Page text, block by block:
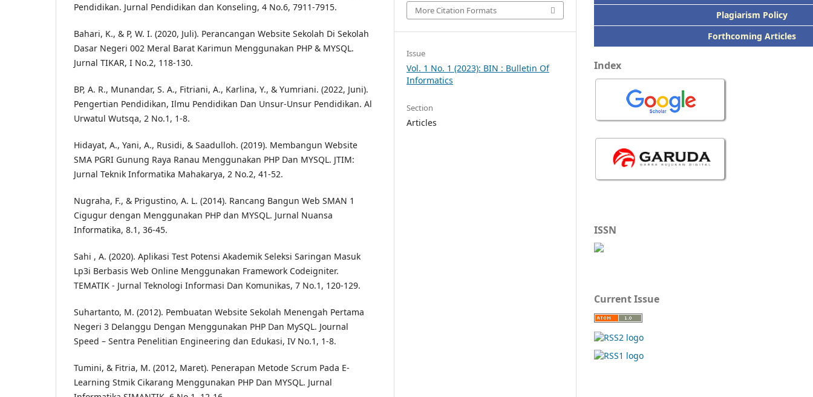
Pendidikan. Jurnal Pendidikan dan Konseling, 4 No.6, 7911-7915.
Bahari, K., & P, W. I. (2020, Juli). Perancangan Website Sekolah Di Sekolah
Dasar Negeri 002 Meral Barat Karimun Menggunakan PHP & MYSQL.
Jurnal TIKAR, I No.2, 118-130.
BP, A. R., Munandar, S. A., Fitriani, A., Karlina, Y., & Yumriani. (2022, Juni).
Pengertian Pendidikan, Ilmu Pendidikan Dan Unsur-Unsur Pendidikan. Al
Urwatul Wutsqa, 2 No.1, 1-8.
Hidayat, A., Yani, A., Rusidi, & Saadulloh. (2019). Membangun Website
SMA PGRI Gunung Raya Ranau Menggunakan PHP Dan MYSQL. JTIM:
Jurnal Teknik Informatika Mahakarya, 2 No.2, 41-52.
Nugraha, F., & Prigustino, A. L. (2014). Rancang Bangun Web SMAN 1
Cigugur dengan Menggunakan PHP dan MYSQL. Jurnal Nuansa
Informatika, 8.1, 36-45.
Sahi , A. (2020). Aplikasi Test Potensi Akademik Seleksi Saringan Masuk
Lp3i Berbasis Web Online Menggunakan Framework Codeigniter.
TEMATIK - Jurnal Teknologi Informasi Dan Komunikas, 7 No.1, 120-129.
Suhartanto, M. (2012). Pembuatan Website Sekolah Menengah Pertama
Negeri 3 Delanggu Dengan Menggunakan PHP Dan MySQL. Journal
Speed – Sentra Penelitian Engineering dan Edukasi, IV No.1, 1-8.
Tumini, & Fitria, M. (2012, Maret). Penerapan Metode Scrum Pada E-
Learning Stmik Cikarang Menggunakan PHP Dan MYSQL. Jurnal
More Citation Formats
Issue
Vol. 1 No. 1 (2023): BIN : Bulletin Of
Informatics
Section
Articles
Plagiarism Policy
Forthcoming Articles
Index
ISSN
Current Issue